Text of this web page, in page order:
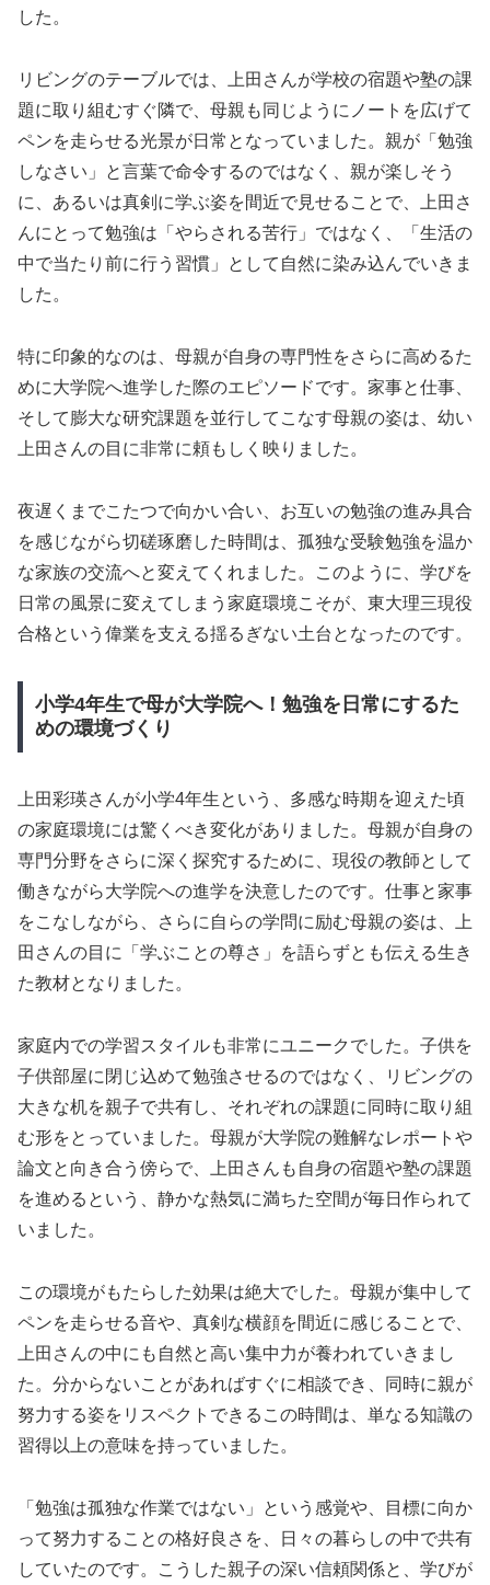
した。
リビングのテーブルでは、上田さんが学校の宿題や塾の課
題に取り組むすぐ隣で、母親も同じようにノートを広げて
ペンを走らせる光景が日常となっていました。親が「勉強
しなさい」と言葉で命令するのではなく、親が楽しそう
に、あるいは真剣に学ぶ姿を間近で見せることで、上田さ
んにとって勉強は「やらされる苦行」ではなく、「生活の
中で当たり前に行う習慣」として自然に染み込んでいきま
した。
特に印象的なのは、母親が自身の専門性をさらに高めるた
めに大学院へ進学した際のエピソードです。家事と仕事、
そして膨大な研究課題を並行してこなす母親の姿は、幼い
上田さんの目に非常に頼もしく映りました。
夜遅くまでこたつで向かい合い、お互いの勉強の進み具合
を感じながら切磋琢磨した時間は、孤独な受験勉強を温か
な家族の交流へと変えてくれました。このように、学びを
日常の風景に変えてしまう家庭環境こそが、東大理三現役
合格という偉業を支える揺るぎない土台となったのです。
小学4年生で母が大学院へ！勉強を日常にするた
めの環境づくり
上田彩瑛さんが小学4年生という、多感な時期を迎えた頃
の家庭環境には驚くべき変化がありました。母親が自身の
専門分野をさらに深く探究するために、現役の教師として
働きながら大学院への進学を決意したのです。仕事と家事
をこなしながら、さらに自らの学問に励む母親の姿は、上
田さんの目に「学ぶことの尊さ」を語らずとも伝える生き
た教材となりました。
家庭内での学習スタイルも非常にユニークでした。子供を
子供部屋に閉じ込めて勉強させるのではなく、リビングの
大きな机を親子で共有し、それぞれの課題に同時に取り組
む形をとっていました。母親が大学院の難解なレポートや
論文と向き合う傍らで、上田さんも自身の宿題や塾の課題
を進めるという、静かな熱気に満ちた空間が毎日作られて
いました。
この環境がもたらした効果は絶大でした。母親が集中して
ペンを走らせる音や、真剣な横顔を間近に感じることで、
上田さんの中にも自然と高い集中力が養われていきまし
た。分からないことがあればすぐに相談でき、同時に親が
努力する姿をリスペクトできるこの時間は、単なる知識の
習得以上の意味を持っていました。
「勉強は孤独な作業ではない」という感覚や、目標に向か
って努力することの格好良さを、日々の暮らしの中で共有
していたのです。こうした親子の深い信頼関係と、学びが